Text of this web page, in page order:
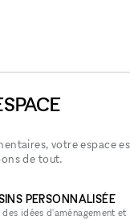
votre espace
de tout.
PERSONNALISÉE
idées d'aménagement et